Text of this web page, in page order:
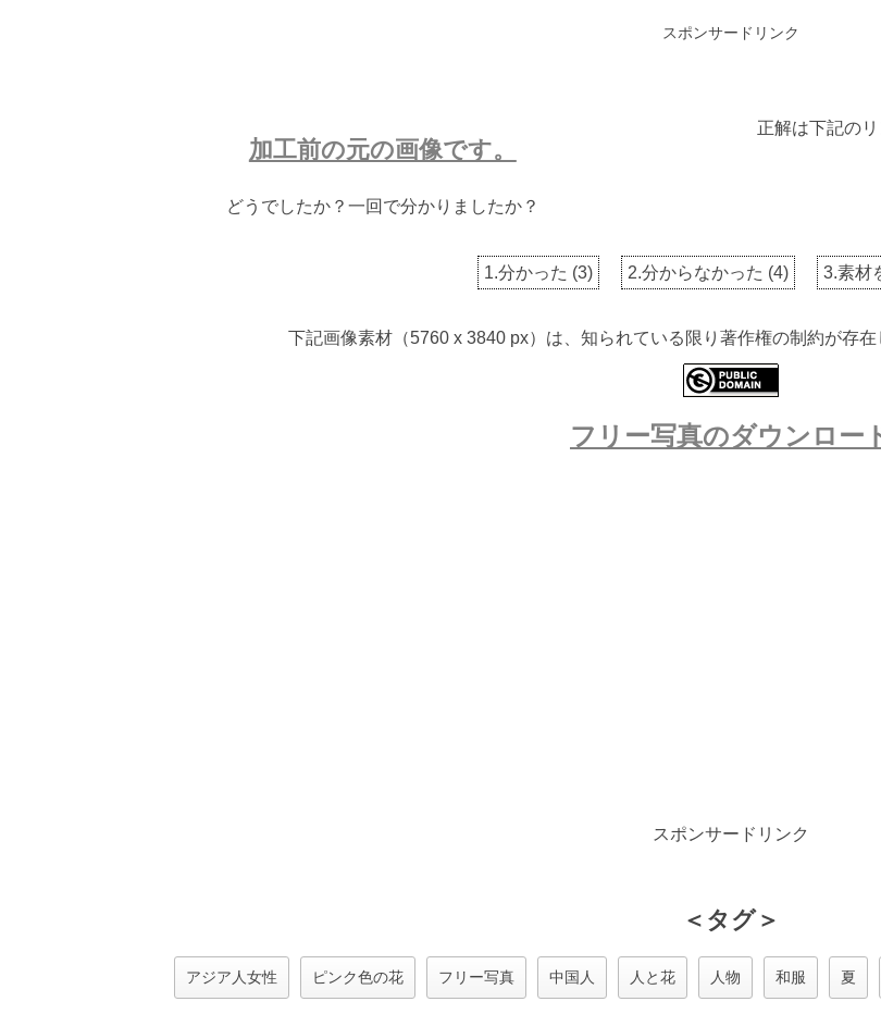
スポンサードリンク
正解は下記の
加工前の元の画像です。
どうでしたか？一回で分かりましたか？
1.分かった (3) 2.分からなかった (4) 3.素材
下記画像素材（5760 x 3840 px）は、知られている限り著作権の制約が存
フリー写真のダウンロー
スポンサードリンク
＜タグ＞
アジア人女性 ピンク色の花 フリー写真 中国人 人と花 人物 和服 夏